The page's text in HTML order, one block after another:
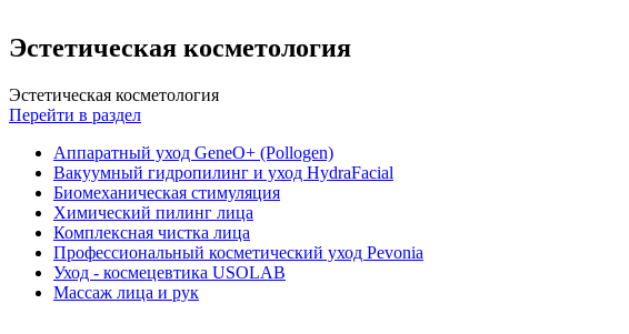
Эстетическая косметология
Эстетическая косметология
Перейти в раздел
Аппаратный уход GeneO+ (Pollogen)
Вакуумный гидропилинг и уход HydraFacial
Биомеханическая стимуляция
Химический пилинг лица
Комплексная чистка лица
Профессиональный косметический уход Pevonia
Уход - космецевтика USOLAB
Массаж лица и рук